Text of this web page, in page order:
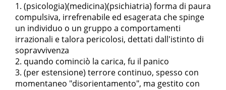
(psicologia)(medicina)(psichiatria) forma di paura
compulsiva, irrefrenabile ed esagerata che spinge
un individuo o un gruppo a comportamenti
irrazionali e talora pericolosi, dettati dall'istinto di
sopravvivenza
quando cominciò la carica, fu il panico
(per estensione) terrore continuo, spesso con
momentaneo "disorientamento", ma gestito con